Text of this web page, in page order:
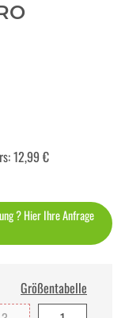
:12,99 €
? Hier Ihre Anfrage
Größentabelle